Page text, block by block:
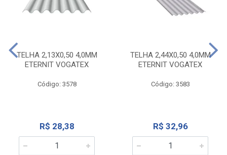
TELHA 2,13X0,50 4,0MM
ETERNIT VOGATEX
Código: 3578
R$ 28,38
TELHA 2,44X0,50 4,0MM
ETERNIT VOGATEX
Código: 3583
R$ 32,96